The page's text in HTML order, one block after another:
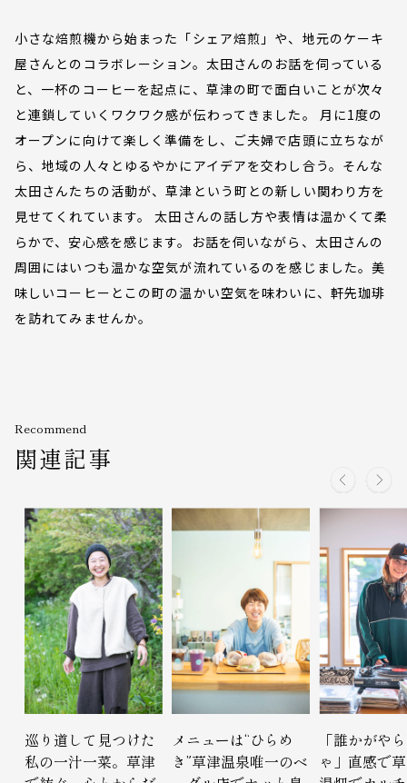
小さな焙煎機から始まった「シェア焙煎」や、地元のケーキ
屋さんとのコラボレーション。太田さんのお話を伺っている
と、一杯のコーヒーを起点に、草津の町で面白いことが次々
と連鎖していくワクワク感が伝わってきました。 月に1度の
オープンに向けて楽しく準備をし、ご夫婦で店頭に立ちなが
ら、地域の人々とゆるやかにアイデアを交わし合う。そんな
太田さんたちの活動が、草津という町との新しい関わり方を
見せてくれています。 太田さんの話し方や表情は温かくて柔
らかで、安心感を感じます。お話を伺いながら、太田さんの
周囲にはいつも温かな空気が流れているのを感じました。美
味しいコーヒーとこの町の温かい空気を味わいに、軒先珈琲
を訪れてみませんか。
Recommend
関連記事
巡り道して見つけた
私の一汁一菜。草津
メニューは“ひらめ
き”草津温泉唯一のベ
「誰かがや
ゃ」直感で